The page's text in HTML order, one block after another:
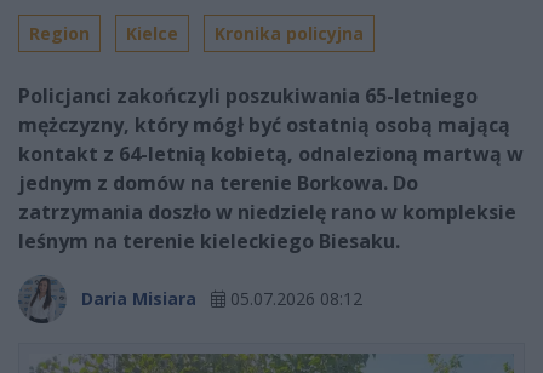
Region Kielce Kronika policyjna
Policjanci zakończyli poszukiwania 65-letniego
mężczyzny, który mógł być ostatnią osobą mającą
kontakt z 64-letnią kobietą, odnalezioną martwą w
jednym z domów na terenie Borkowa. Do
zatrzymania doszło w niedzielę rano w kompleksie
leśnym na terenie kieleckiego Biesaku.
Daria Misiara 05.07.2026 08:12